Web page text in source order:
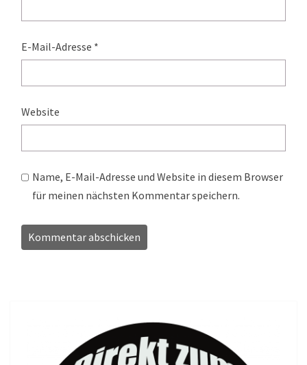
E-Mail-Adresse *
Website
Name, E-Mail-Adresse und Website in diesem Browser
für meinen nächsten Kommentar speichern.